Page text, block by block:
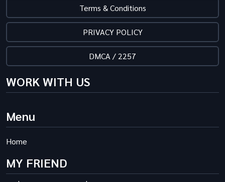
Terms & Conditions
PRIVACY POLICY
DMCA / 2257
WORK WITH US
Menu
Home
MY FRIEND